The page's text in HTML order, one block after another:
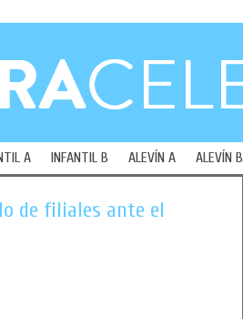
A INFANTIL B ALEVÍN A ALEVÍN B
de filiales ante el